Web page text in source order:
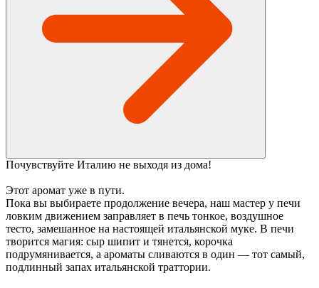
Почувствуйте Италию не выходя из дома!
Этот аромат уже в пути.
Пока вы выбираете продолжение вечера, наш мастер у печи
ловким движением заправляет в печь тонкое, воздушное
тесто, замешанное на настоящей итальянской муке. В печи
творится магия: сыр шипит и тянется, корочка
подрумянивается, а ароматы сливаются в один — тот самый,
подлинный запах итальянской траттории.